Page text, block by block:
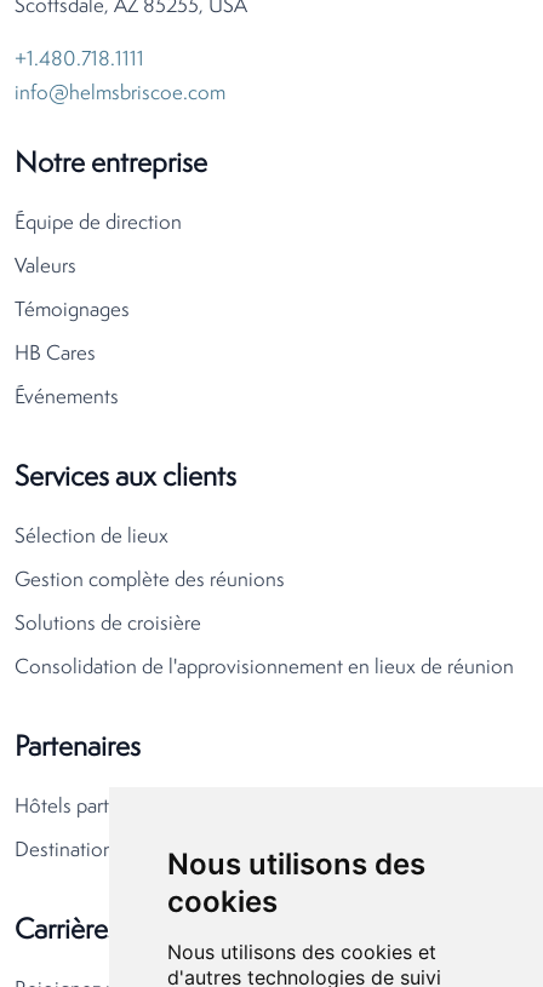
Nous utilisons des
cookies
Nous utilisons des cookies et
d'autres technologies de suivi
Scottsdale, AZ 85255, USA
+1.480.718.1111
info@helmsbriscoe.com
Notre entreprise
Équipe de direction
Valeurs
Témoignages
HB Cares
Événements
Services aux clients
Sélection de lieux
Gestion complète des réunions
Solutions de croisière
Consolidation de l'approvisionnement en lieux de réunion
Partenaires
Hôtels partenaires
Destinations partenaires
Carrières